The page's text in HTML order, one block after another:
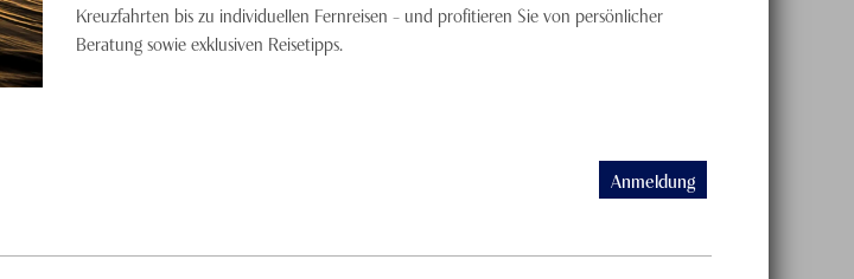
Kreuzfahrten bis zu individuellen Fernreisen – und profitieren Sie von persönlicher
Beratung sowie exklusiven Reisetipps.
Anmeldung